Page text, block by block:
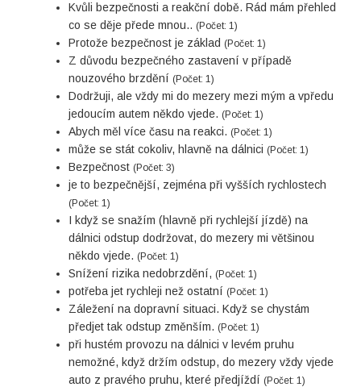
Kvůli bezpečnosti a reakční době. Rád mám přehled
co se děje přede mnou.. (Počet: 1)
Protože bezpečnost je základ (Počet: 1)
Z důvodu bezpečného zastavení v případě
nouzového brzdění (Počet: 1)
Dodržuji, ale vždy mi do mezery mezi mým a vpředu
jedoucím autem někdo vjede. (Počet: 1)
Abych měl více času na reakci. (Počet: 1)
může se stát cokoliv, hlavně na dálnici (Počet: 1)
Bezpečnost (Počet: 3)
je to bezpečnější, zejména při vyšších rychlostech
(Počet: 1)
I když se snažím (hlavně při rychlejší jízdě) na
dálnici odstup dodržovat, do mezery mi většinou
někdo vjede. (Počet: 1)
Snížení rizika nedobrzdění, (Počet: 1)
potřeba jet rychleji než ostatní (Počet: 1)
Záležení na dopravní situaci. Když se chystám
předjet tak odstup změnším. (Počet: 1)
při hustém provozu na dálnici v levém pruhu
nemožné, když držím odstup, do mezery vždy vjede
auto z pravého pruhu, které předjíždí (Počet: 1)